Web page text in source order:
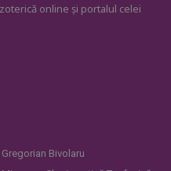
online și portalul celei
Gregorian Bivolaru